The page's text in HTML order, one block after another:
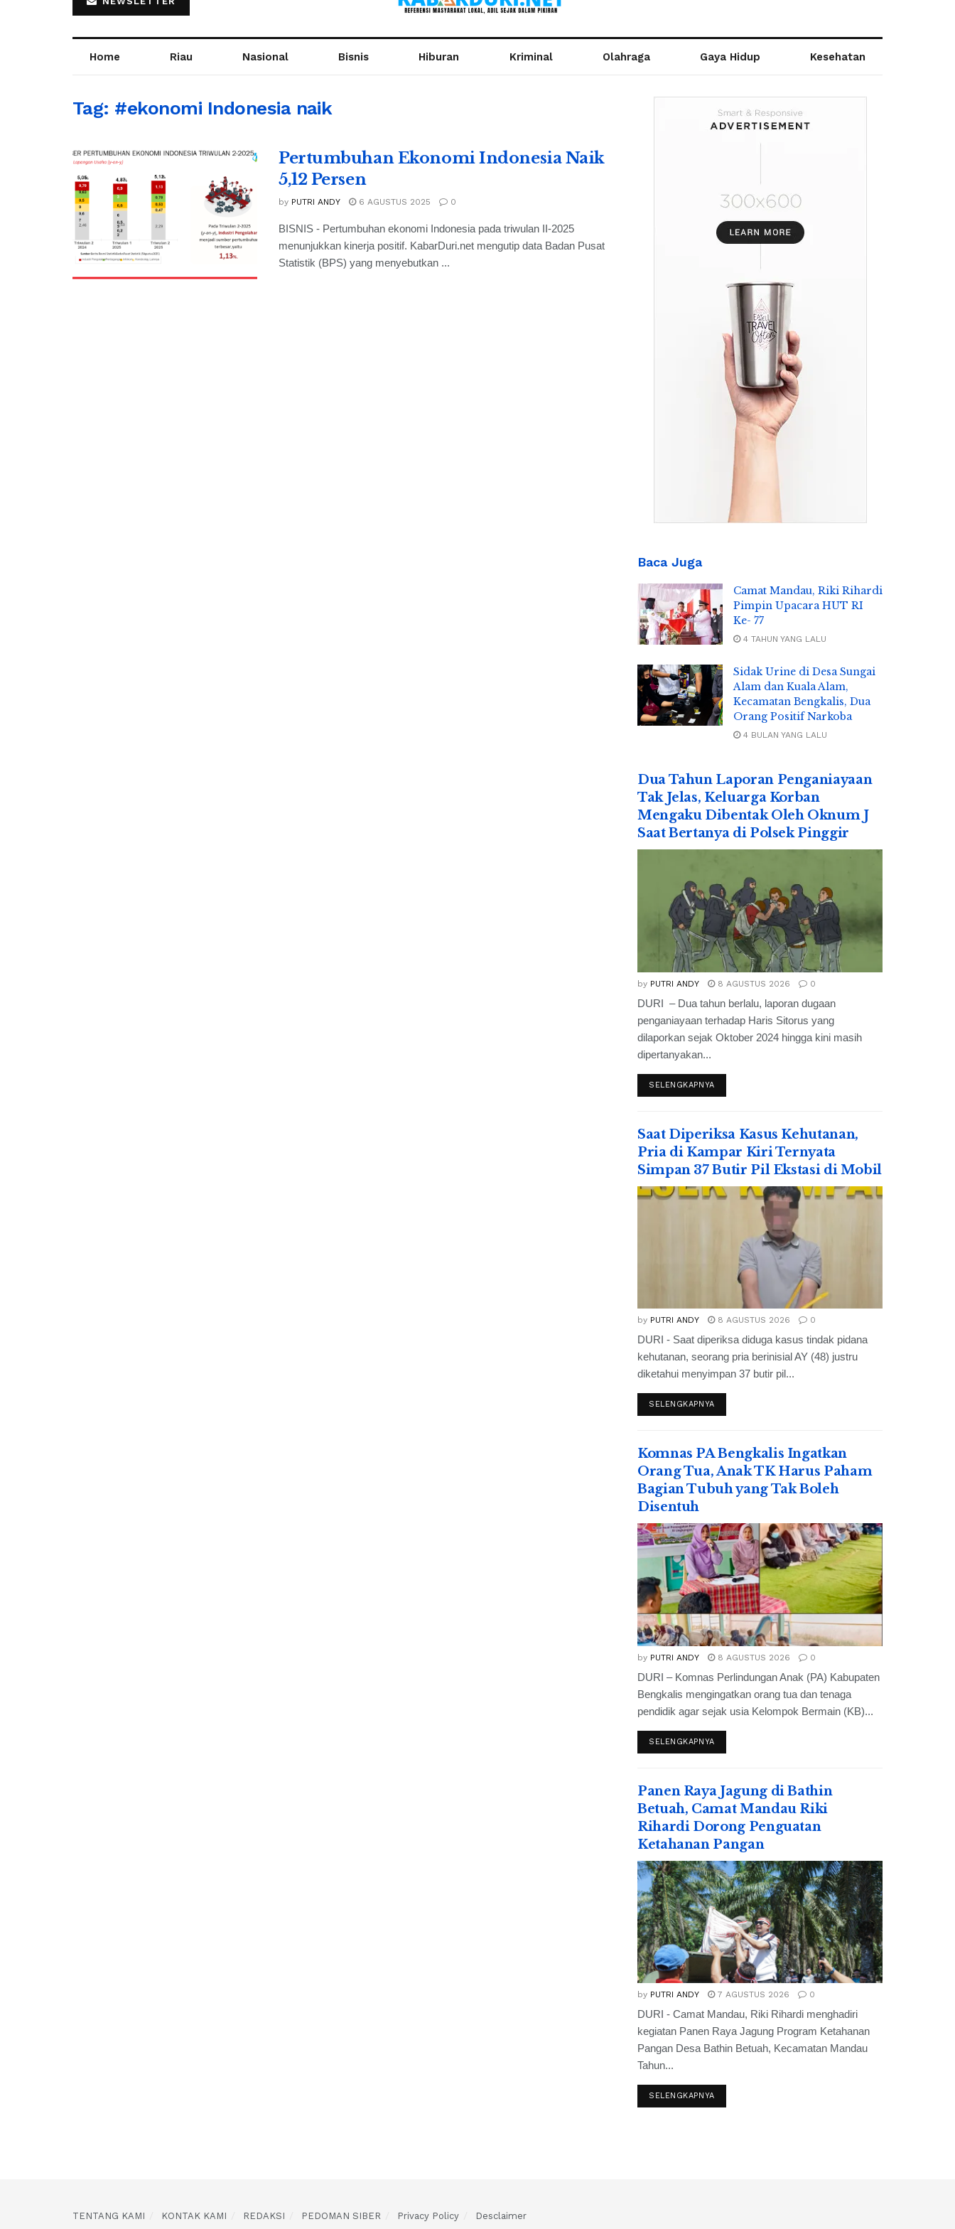
Home Riau Nasional Bisnis Hiburan Kriminal Olahraga Gaya Hidup Kesehatan
Tag: #ekonomi Indonesia naik
Pertumbuhan Ekonomi Indonesia Naik
5,12 Persen
by PUTRI ANDY 6 AGUSTUS 2025 0
BISNIS - Pertumbuhan ekonomi Indonesia pada triwulan II-2025
menunjukkan kinerja positif. KabarDuri.net mengutip data Badan Pusat
Statistik (BPS) yang menyebutkan ...
Baca Juga
Camat Mandau, Riki Rihardi
Pimpin Upacara HUT RI
Ke- 77
4 TAHUN YANG LALU
Sidak Urine di Desa Sungai
Alam dan Kuala Alam,
Kecamatan Bengkalis, Dua
Orang Positif Narkoba
4 BULAN YANG LALU
Dua Tahun Laporan Penganiayaan
Tak Jelas, Keluarga Korban
Mengaku Dibentak Oleh Oknum J
Saat Bertanya di Polsek Pinggir
by PUTRI ANDY 8 AGUSTUS 2026 0
DURI – Dua tahun berlalu, laporan dugaan
penganiayaan terhadap Haris Sitorus yang
dilaporkan sejak Oktober 2024 hingga kini masih
dipertanyakan...
SELENGKAPNYA
Saat Diperiksa Kasus Kehutanan,
Pria di Kampar Kiri Ternyata
Simpan 37 Butir Pil Ekstasi di Mobil
by PUTRI ANDY 8 AGUSTUS 2026 0
DURI - Saat diperiksa diduga kasus tindak pidana
kehutanan, seorang pria berinisial AY (48) justru
diketahui menyimpan 37 butir pil...
SELENGKAPNYA
Komnas PA Bengkalis Ingatkan
Orang Tua, Anak TK Harus Paham
Bagian Tubuh yang Tak Boleh
Disentuh
by PUTRI ANDY 8 AGUSTUS 2026 0
DURI – Komnas Perlindungan Anak (PA) Kabupaten
Bengkalis mengingatkan orang tua dan tenaga
pendidik agar sejak usia Kelompok Bermain (KB)...
SELENGKAPNYA
Panen Raya Jagung di Bathin
Betuah, Camat Mandau Riki
Rihardi Dorong Penguatan
Ketahanan Pangan
by PUTRI ANDY 7 AGUSTUS 2026 0
DURI - Camat Mandau, Riki Rihardi menghadiri
kegiatan Panen Raya Jagung Program Ketahanan
Pangan Desa Bathin Betuah, Kecamatan Mandau
Tahun...
SELENGKAPNYA
TENTANG KAMI KONTAK KAMI REDAKSI PEDOMAN SIBER Privacy Policy Desclaimer